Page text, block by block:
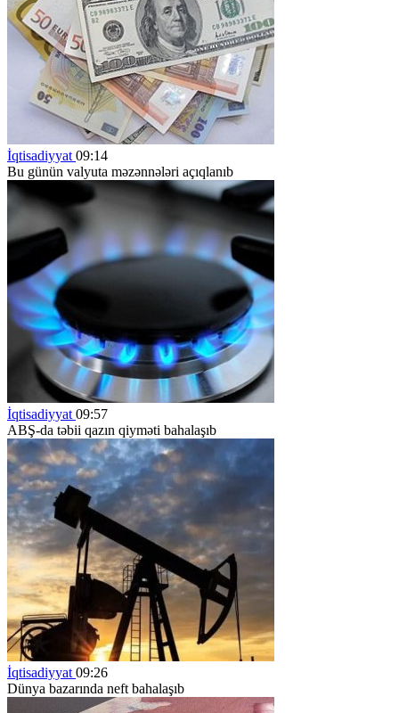
İqtisadiyyat 09:14
Bu günün valyuta məzənnələri açıqlanıb
İqtisadiyyat 09:57
ABŞ-da təbii qazın qiyməti bahalaşıb
İqtisadiyyat 09:26
Dünya bazarında neft bahalaşıb